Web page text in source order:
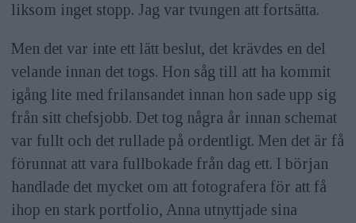
liksom inget stopp. Jag var tvungen att fortsätta.
Men det var inte ett lätt beslut, det krävdes en del
velande innan det togs. Hon såg till att ha kommit
igång lite med frilansandet innan hon sade upp sig
från sitt chefsjobb. Det tog några år innan schemat
var fullt och det rullade på ordentligt. Men det är få
förunnat att vara fullbokade från dag ett. I början
handlade det mycket om att fotografera för att få
ihop en stark portfolio, Anna utnyttjade sina